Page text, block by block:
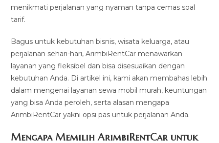
menikmati perjalanan yang nyaman tanpa cemas soal
tarif.
Bagus untuk kebutuhan bisnis, wisata keluarga, atau
perjalanan sehari-hari, ArimbiRentCar menawarkan
layanan yang fleksibel dan bisa disesuaikan dengan
kebutuhan Anda. Di artikel ini, kami akan membahas lebih
dalam mengenai layanan sewa mobil murah, keuntungan
yang bisa Anda peroleh, serta alasan mengapa
ArimbiRentCar yakni opsi pas untuk perjalanan Anda.
Mengapa Memilih ArimbiRentCar untuk